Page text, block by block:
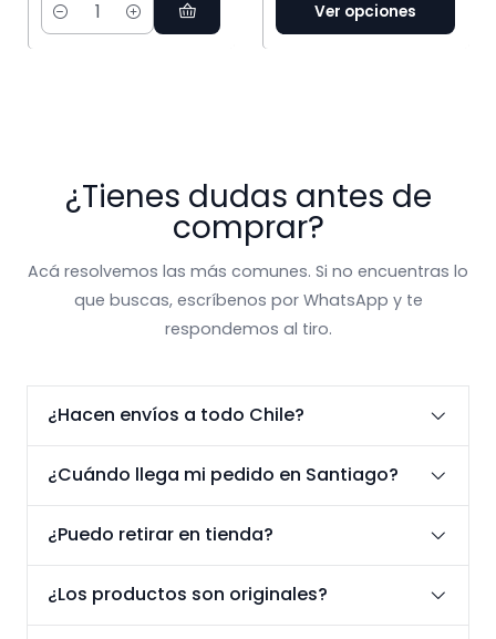
Cantidad
Ver opciones
¿Tienes dudas antes de
comprar?
Acá resolvemos las más comunes. Si no encuentras lo
que buscas, escríbenos por WhatsApp y te
respondemos al tiro.
¿Hacen envíos a todo Chile?
¿Cuándo llega mi pedido en Santiago?
¿Puedo retirar en tienda?
¿Los productos son originales?